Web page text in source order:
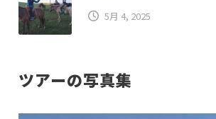
5月 4, 2025
ツアーの写真集